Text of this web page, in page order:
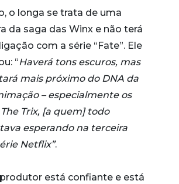
o longa se trata de uma
da saga das Winx e não terá
com a série “Fate”. Ele
“Haverá tons escuros, mas
mais próximo do DNA da
– especialmente os
Trix, [a quem] todo
esperando na terceira
Netflix”.
está confiante e está